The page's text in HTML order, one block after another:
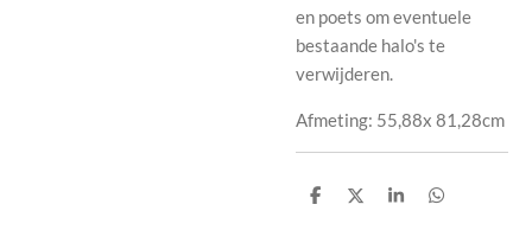
en poets om eventuele
bestaande halo's te
verwijderen.
Afmeting: 55,88x 81,28cm
D
D
S
D